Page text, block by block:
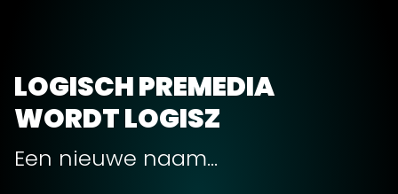
LOGISCH PREMEDIA
WORDT LOGISZ
Een nieuwe naam...